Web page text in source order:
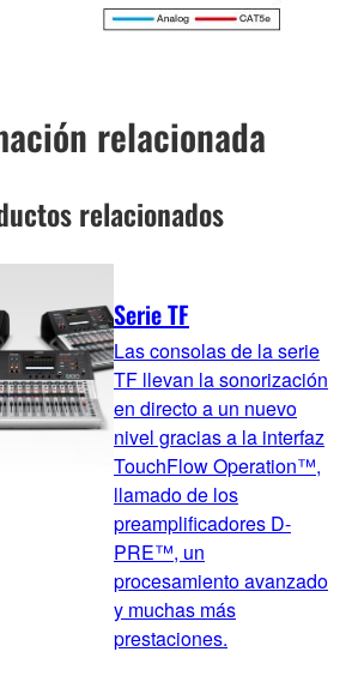
relacionada
relacionados
Serie TF
Las consolas de la serie
TF llevan la sonorización
en directo a un nuevo
nivel gracias a la interfaz
TouchFlow Operation™,
llamado de los
preamplificadores D-
PRE™, un
procesamiento avanzado
y muchas más
prestaciones.